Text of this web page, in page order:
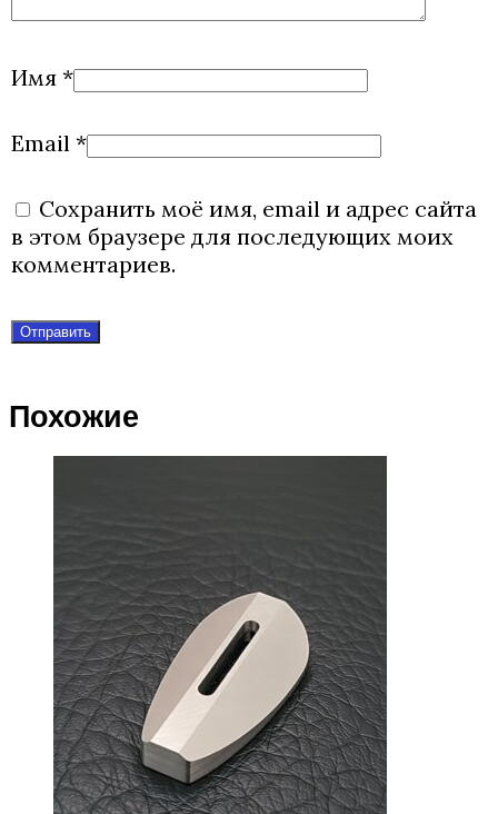
Имя *
Email *
Сохранить моё имя, email и адрес сайта
в этом браузере для последующих моих
комментариев.
Похожие